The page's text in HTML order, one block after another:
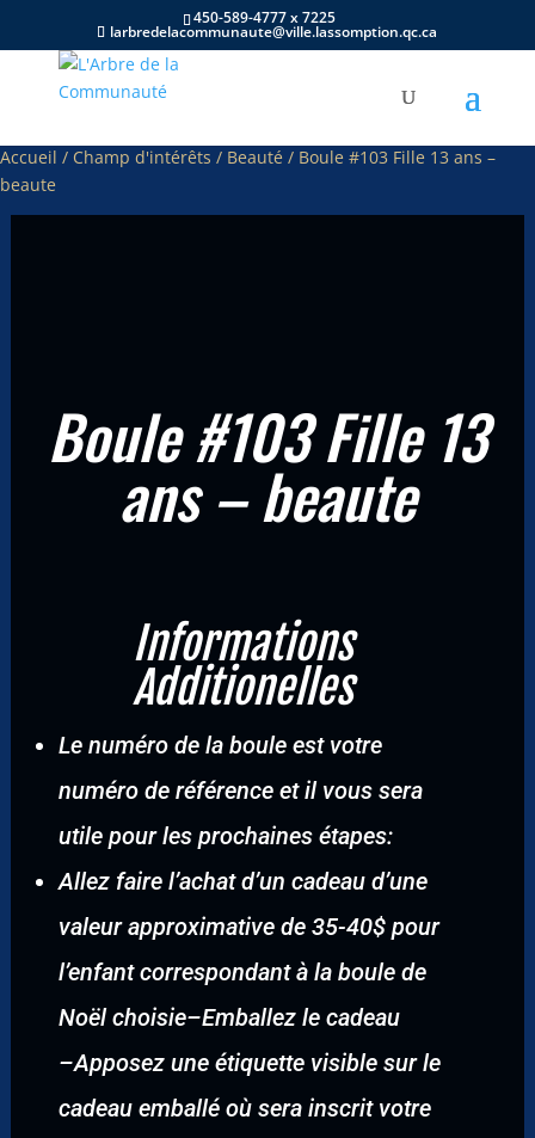
450-589-4777 x 7225
larbredelacommunaute@ville.lassomption.qc.ca
Accueil / Champ d'intérêts / Beauté / Boule #103 Fille 13 ans –
beaute
Boule #103 Fille 13
ans – beaute
Informations
Additionelles
Le numéro de la boule est votre
numéro de référence et il vous sera
utile pour les prochaines étapes:
Allez faire l’achat d’un cadeau d’une
valeur approximative de 35-40$ pour
l’enfant correspondant à la boule de
Noël choisie–Emballez le cadeau
–Apposez une étiquette visible sur le
cadeau emballé où sera inscrit votre